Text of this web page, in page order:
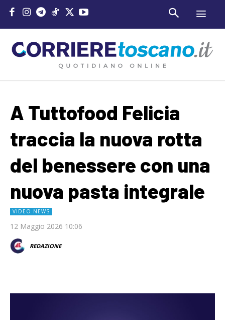
A Tuttofood Felicia
traccia la nuova rotta
del benessere con una
nuova pasta integrale
VIDEO NEWS
12 Maggio 2026 10:06
REDAZIONE